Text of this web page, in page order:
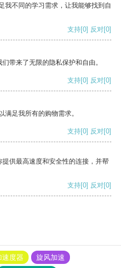
我不同的学习需求，让我能够找到自
支持[0] 反对[0]
带来了无限的隐私保护和自由。
支持[0] 反对[0]
满足我所有的购物需求。
支持[0] 反对[0]
供最高速度和安全性的连接，并帮
支持[0] 反对[0]
速度器
旋风加速